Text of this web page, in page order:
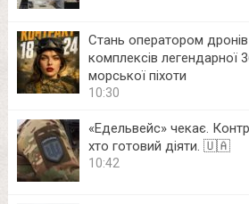
Стань оператором
комплексів легендарної
морської піхоти
10:30
«Едельвейс» чекає.
хто готовий діяти. 🇺🇦
10:42